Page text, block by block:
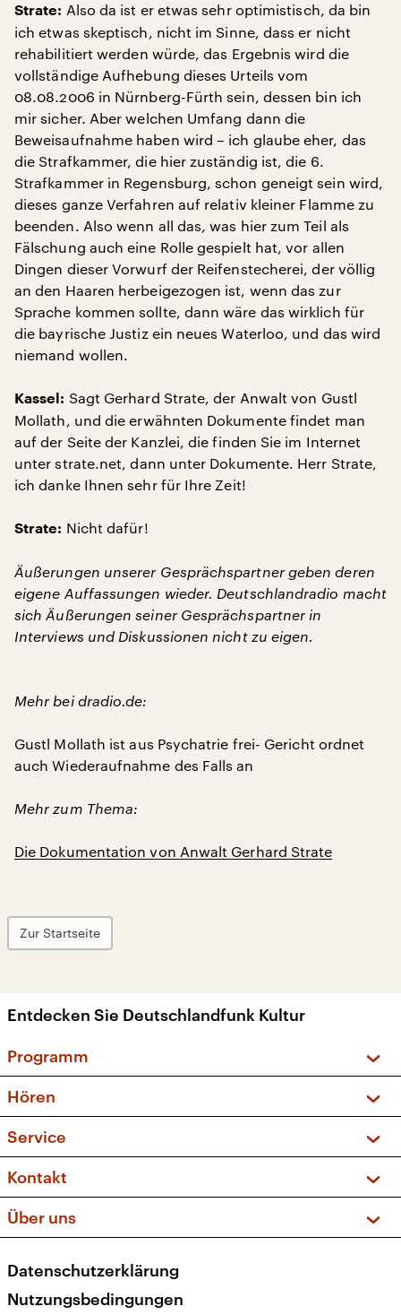
Strate: Also da ist er etwas sehr optimistisch, da bin
ich etwas skeptisch, nicht im Sinne, dass er nicht
rehabilitiert werden würde, das Ergebnis wird die
vollständige Aufhebung dieses Urteils vom
08.08.2006 in Nürnberg-Fürth sein, dessen bin ich
mir sicher. Aber welchen Umfang dann die
Beweisaufnahme haben wird – ich glaube eher, das
die Strafkammer, die hier zuständig ist, die 6.
Strafkammer in Regensburg, schon geneigt sein wird,
dieses ganze Verfahren auf relativ kleiner Flamme zu
beenden. Also wenn all das, was hier zum Teil als
Fälschung auch eine Rolle gespielt hat, vor allen
Dingen dieser Vorwurf der Reifenstecherei, der völlig
an den Haaren herbeigezogen ist, wenn das zur
Sprache kommen sollte, dann wäre das wirklich für
die bayrische Justiz ein neues Waterloo, und das wird
niemand wollen.
Kassel: Sagt Gerhard Strate, der Anwalt von Gustl
Mollath, und die erwähnten Dokumente findet man
auf der Seite der Kanzlei, die finden Sie im Internet
unter strate.net, dann unter Dokumente. Herr Strate,
ich danke Ihnen sehr für Ihre Zeit!
Strate: Nicht dafür!
Äußerungen unserer Gesprächspartner geben deren
eigene Auffassungen wieder. Deutschlandradio macht
sich Äußerungen seiner Gesprächspartner in
Interviews und Diskussionen nicht zu eigen.
Mehr bei dradio.de:
Gustl Mollath ist aus Psychatrie frei- Gericht ordnet
auch Wiederaufnahme des Falls an
Mehr zum Thema:
Die Dokumentation von Anwalt Gerhard Strate
Zur Startseite
Entdecken Sie Deutschlandfunk Kultur
Programm
Sendungen und Podcasts
Musikliste
Kakadu – Das Kinderprogramm
Hören
Frequenzen (UKW + DAB+)
Service
FAQ
Apps
Newsletter
Veranstaltungen
Kontakt
Social Media
Über uns
Presse
Karriere
Datenschutzerklärung
Nutzungsbedingungen